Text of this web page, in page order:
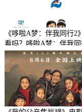
《哆啦A梦：伴我同行2
看吗？哆啦A梦：伴我
及简介